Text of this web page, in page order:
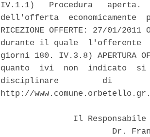
IV.1.1)   Procedura
dell'offerta  economicamente
RICEZIONE OFFERTE: 27/01/
durante il quale
giorni 180. IV.3.8) APERTURA
quanto  ivi  non  indicato
disciplinare         di
http://
Il
Dr.